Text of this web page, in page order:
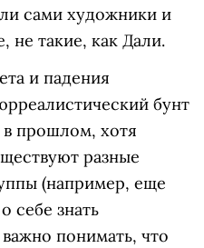
сами художники и
не такие, как Дали.
и падения
бунт
в прошлом, хотя
разные
(например, еще
себе знать
понимать, что